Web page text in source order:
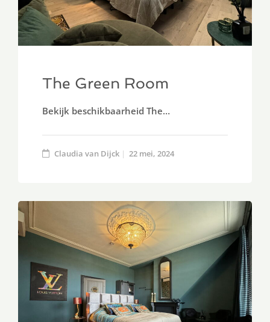
The Green Room
Bekijk beschikbaarheid The…
Claudia van Dijck 22 mei, 2024